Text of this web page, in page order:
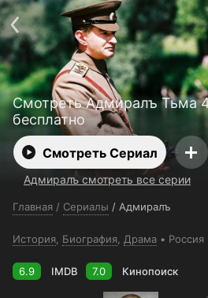
Смотреть Адмиралъ Тьма
бесплатно
Смотреть Сериал
Адмиралъ смотреть все серии
Главная / Сериалы / Адмиралъ
История Биография Драма Россия
6.9 IMDB 7.0 Кинопоиск
Телефон поддержки: +998 55 516 2111
Пользовательское соглашение
Политика конфиденциальности
Ввести промокод